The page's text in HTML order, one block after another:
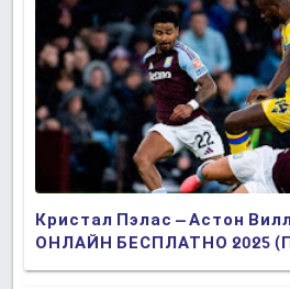
Кристал Пэлас – Астон
ОНЛАЙН БЕСПЛАТНО 2025
ТРАНСЛЯЦИЯ)